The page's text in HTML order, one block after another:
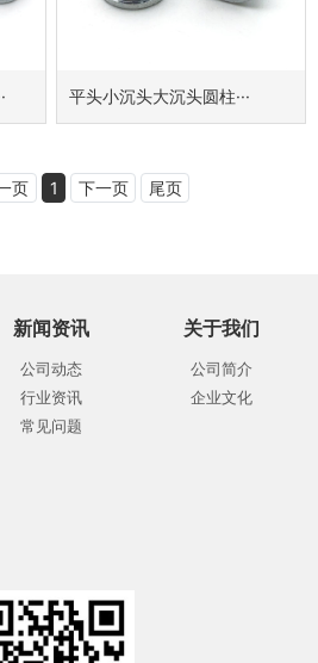
平头小沉头大沉头圆柱···
页 1 下一页 尾页
新闻资讯
公司动态
行业资讯
常见问题
关于我们
公司简介
企业文化